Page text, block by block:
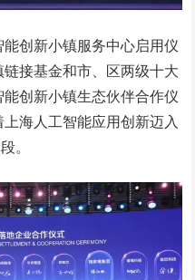
创新小镇服务中心启用仪
接基金和市、区两级十大
创新小镇生态伙伴合作仪
海人工智能应用创新迈入
。